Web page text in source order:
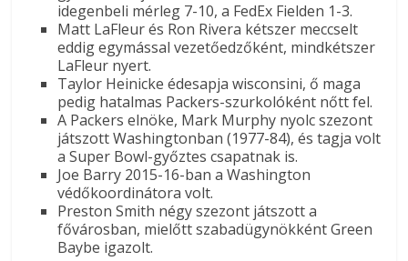
idegenbeli mérleg 7-10, a FedEx Fielden 1-3.
Matt LaFleur és Ron Rivera kétszer meccselt
eddig egymással vezetőedzőként, mindkétszer
LaFleur nyert.
Taylor Heinicke édesapja wisconsini, ő maga
pedig hatalmas Packers-szurkolóként nőtt fel.
A Packers elnöke, Mark Murphy nyolc szezont
játszott Washingtonban (1977-84), és tagja volt
a Super Bowl-győztes csapatnak is.
Joe Barry 2015-16-ban a Washington
védőkoordinátora volt.
Preston Smith négy szezont játszott a
fővárosban, mielőtt szabadügynökként Green
Baybe igazolt.